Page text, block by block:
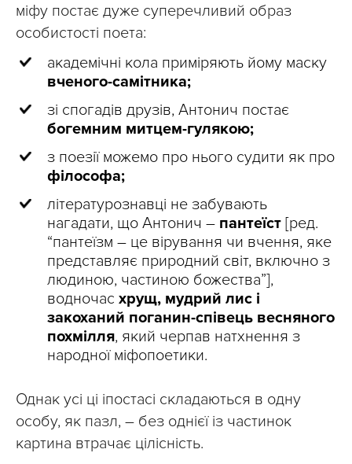
міфу постає дуже суперечливий образ
особистості поета:
академічні кола приміряють йому маску
вченого-самітника;
зі спогадів друзів, Антонич постає
богемним митцем-гулякою;
з поезії можемо про нього судити як про
філософа;
літературознавці не забувають
нагадати, що Антонич – пантеїст [ред.
“пантеїзм – це вірування чи вчення, яке
представляє природний світ, включно з
людиною, частиною божества”],
водночас хрущ, мудрий лис і
закоханий поганин-співець весняного
похмілля, який черпав натхнення з
народної міфопоетики.
Однак усі ці іпостасі складаються в одну
особу, як пазл, – без однієї із частинок
картина втрачає цілісність.